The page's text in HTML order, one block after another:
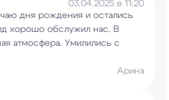
03.04.2025 в 11:20
дня рождения и остались
хорошо обслужил нас. В
атмосфера. Умилились с
Арина